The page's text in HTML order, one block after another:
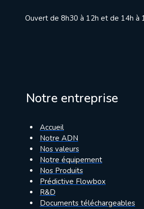
Ouvert de 8h30 à 12h et de 14h à
Notre entreprise
Accueil
Notre ADN
Nos valeurs
Notre équipement
Nos Produits
Prédictive Flowbox
R&D
Documents téléchargeables